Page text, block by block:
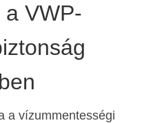
VWP-
a vízummentességi